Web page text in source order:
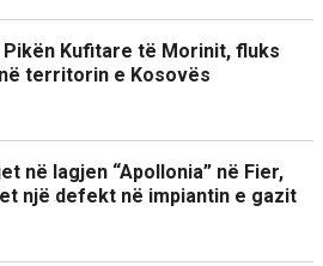
Kufitare të Morinit, fluks
territorin e Kosovës
në lagjen “Apollonia” në Fier,
një defekt në impiantin e gazit